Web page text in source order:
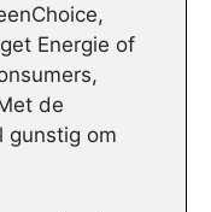
Energie of
de
gunstig om